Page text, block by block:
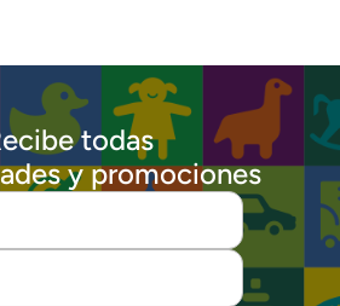
todas
y promociones